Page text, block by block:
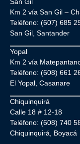
Km 2 vía San Gil –
Teléfono: (607) 685
San Gil, Santander
Yopal
Km 2 vía
Teléfono: (608) 661
El Yopal, Casanare
Chiquinquirá
Calle 18 # 12-18
Teléfono: (608) 740
Chiquinquirá, Boyacá